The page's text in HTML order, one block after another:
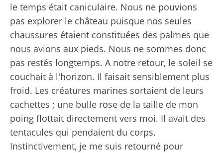
le temps était caniculaire. Nous ne pouvions
pas explorer le château puisque nos seules
chaussures étaient constituées des palmes que
nous avions aux pieds. Nous ne sommes donc
pas restés longtemps. A notre retour, le soleil se
couchait à l'horizon. Il faisait sensiblement plus
froid. Les créatures marines sortaient de leurs
cachettes ; une bulle rose de la taille de mon
poing flottait directement vers moi. Il avait des
tentacules qui pendaient du corps.
Instinctivement, je me suis retourné pour